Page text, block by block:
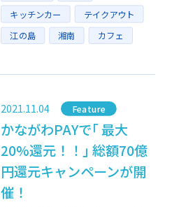
キッチンカー テイクアウト
江の島 湘南 カフェ
かながわPAYで｢ 最大
20%還元！！｣ 総額70億
円還元キャンペーンが開
催！
2021.11.04 Category
Feature